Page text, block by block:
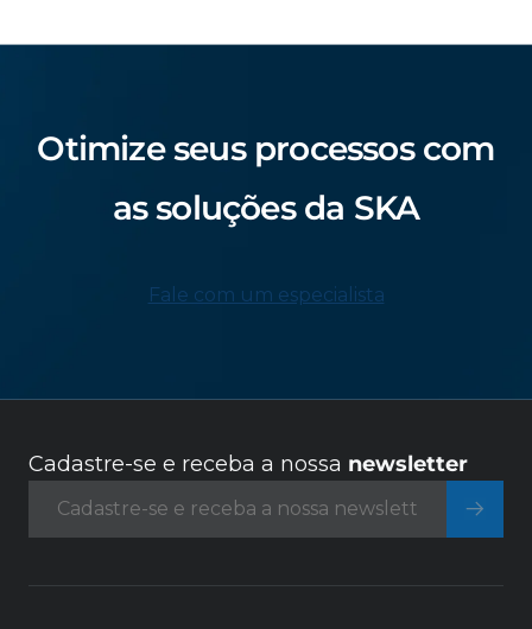
Otimize seus processos com
as soluções da SKA
Fale com um especialista
Cadastre-se e receba a nossa newsletter